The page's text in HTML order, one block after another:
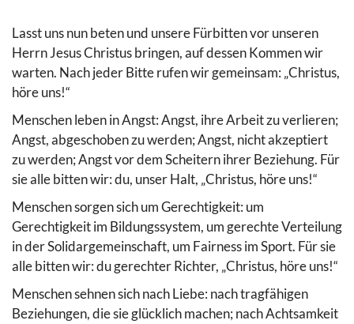
Lasst uns nun beten und unsere Fürbitten vor unseren
Herrn Jesus Christus bringen, auf dessen Kommen wir
warten. Nach jeder Bitte rufen wir gemeinsam: „Christus,
höre uns!“
Menschen leben in Angst: Angst, ihre Arbeit zu verlieren;
Angst, abgeschoben zu werden; Angst, nicht akzeptiert
zu werden; Angst vor dem Scheitern ihrer Beziehung. Für
sie alle bitten wir: du, unser Halt, „Christus, höre uns!“
Menschen sorgen sich um Gerechtigkeit: um
Gerechtigkeit im Bildungssystem, um gerechte Verteilung
in der Solidargemeinschaft, um Fairness im Sport. Für sie
alle bitten wir: du gerechter Richter, „Christus, höre uns!“
Menschen sehnen sich nach Liebe: nach tragfähigen
Beziehungen, die sie glücklich machen; nach Achtsamkeit